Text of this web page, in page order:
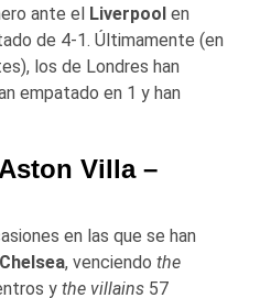
ante el Liverpool en
de 4-1. Últimamente (en
los de Londres han
empatado en 1 y han
Villa –
en las que se han
Chelsea, venciendo the
y the villains 57